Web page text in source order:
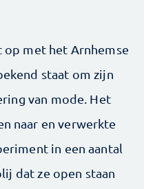
op met het Arnhemse
staat om zijn
van mode. Het
naar en verwerkte
in een aantal
dat ze open staan